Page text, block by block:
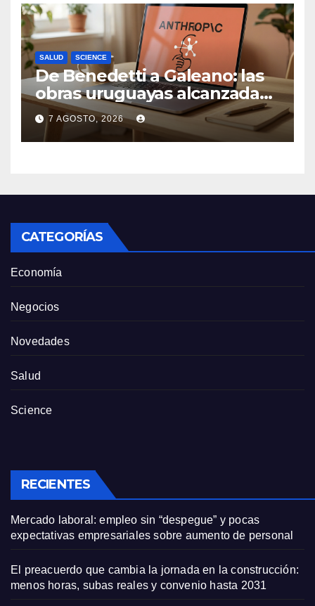
SALUD SCIENCE
De Benedetti a Galeano: las
obras uruguayas alcanzadas
por la demanda colectiva de
US$ 1.500 millones contra
Anthropic
7 AGOSTO, 2026
CATEGORÍAS
Economía
Negocios
Novedades
Salud
Science
RECIENTES
Mercado laboral: empleo sin “despegue” y pocas
expectativas empresariales sobre aumento de personal
El preacuerdo que cambia la jornada en la construcción:
menos horas, subas reales y convenio hasta 2031